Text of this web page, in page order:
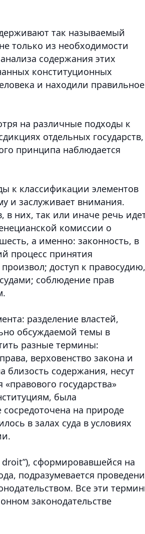
так называемый
только из необходимости
содержания этих
конституционных
и находили правильное
на различные подходы к
отдельных
принципа наблюдается
к классификации элементов
и заслуживает внимания.
них, так или иначе речь
комиссии о
а именно: законность, в
процесс принятия
доступ к правосудию,
соблюдение прав
разделение властей,
обсуждаемой темы в
разные термины:
верховенство закона и
близость содержания, несут
государства»
была
на природе
в залах суда в условиях
droit”), сформировавшейся на
подразумевается
Все эти
законодательстве